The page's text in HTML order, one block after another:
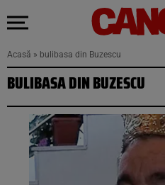
Acasă » bulibasa din Buzescu
BULIBASA DIN BUZESCU